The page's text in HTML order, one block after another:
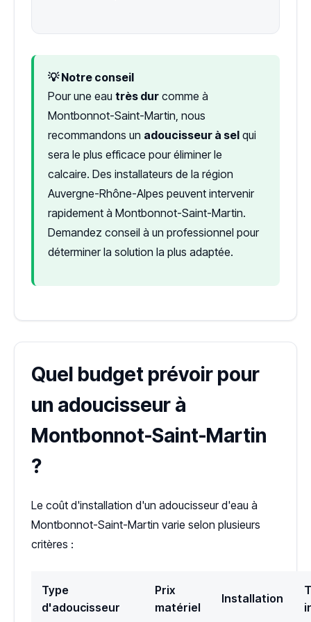
💡 Notre conseil
Pour une eau très dur comme à
Montbonnot-Saint-Martin, nous
recommandons un adoucisseur à sel qui
sera le plus efficace pour éliminer le
calcaire. Des installateurs de la région
Auvergne-Rhône-Alpes peuvent intervenir
rapidement à Montbonnot-Saint-Martin.
Demandez conseil à un professionnel pour
déterminer la solution la plus adaptée.
Quel budget prévoir pour
un adoucisseur à
Montbonnot-Saint-Martin
?
Le coût d'installation d'un adoucisseur d'eau à
Montbonnot-Saint-Martin varie selon plusieurs
critères :
Type
d'adoucisseur
Prix
matériel
Installation